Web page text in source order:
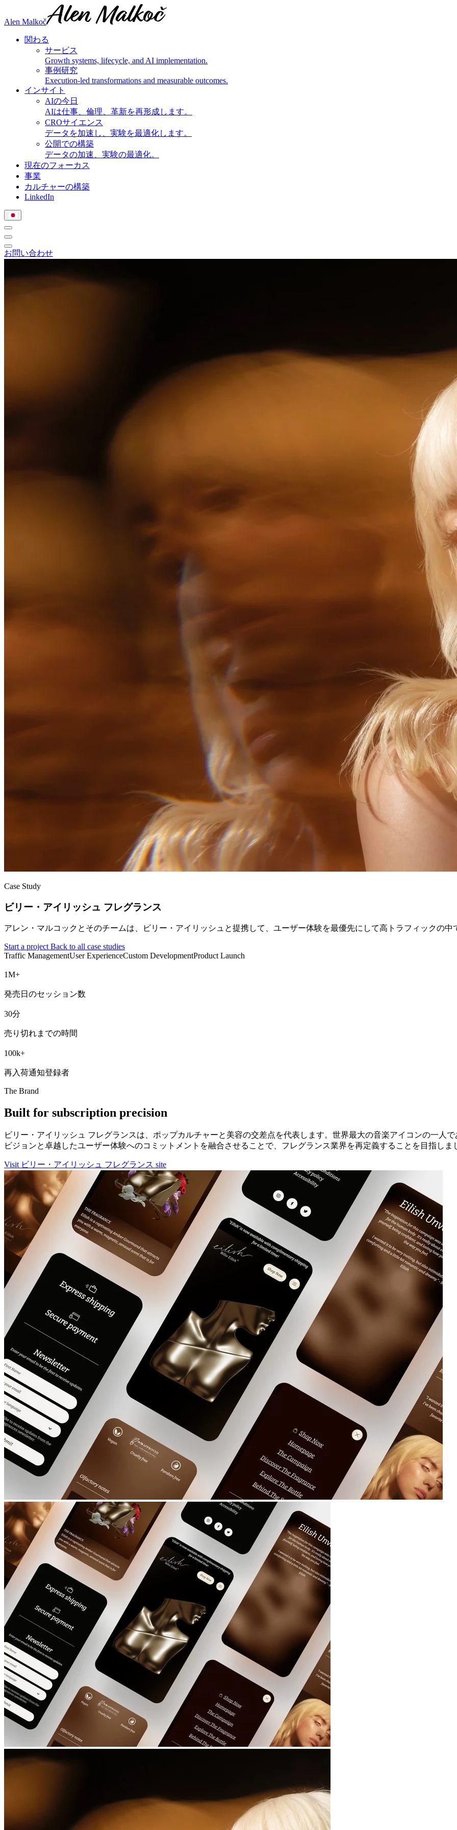
Alen Malkoč
関わる
サービス
Growth systems, lifecycle, and AI implementation.
事例研究
Execution-led transformations and measurable outcomes.
インサイト
AIの今日
AIは仕事、倫理、革新を再形成します。
CROサイエンス
データを加速し、実験を最適化します。
公開での構築
データの加速、実験の最適化。
現在のフォーカス
事業
カルチャーの構築
LinkedIn
お問い合わせ
Case Study
ビリー・アイリッシュ フレグランス
アレン・マルコックとそのチームは、ビリー・アイリッシュと提携して、ユーザー体験を最優先にして高トラフィックの
Start a projectBack to all case studies
Traffic ManagementUser ExperienceCustom DevelopmentProduct Launch
M+
発売日のセッション数
分
売り切れまでの時間
k+
再入荷通知登録者
The Brand
Built for subscription precision
ビリー・アイリッシュ フレグランスは、ポップカルチャーと美容の交差点を代表します。世界最大の音楽アイコンの一人
ビジョンと卓越したユーザー体験へのコミットメントを融合させることで、フレグランス業界を再定義することを目指しま
Visit ビリー・アイリッシュ フレグランス site